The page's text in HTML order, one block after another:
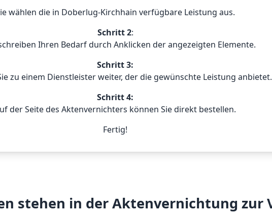
wählen die in Doberlug-Kirchhain verfügbare Leistung aus.
Schritt 2:
Ihren Bedarf durch Anklicken der angezeigten Elemente.
Schritt 3:
zu einem Dienstleister weiter, der die gewünschte Leistung anbietet.
Schritt 4:
der Seite des Aktenvernichters können Sie direkt bestellen.
Fertig!
stehen in der Aktenvernichtung zur